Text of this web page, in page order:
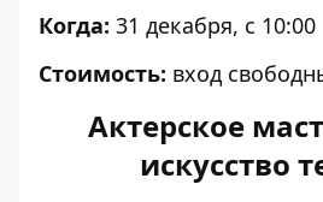
Когда: 31 декабря, с 10:00
Стоимость: вход
Актерское
искусство